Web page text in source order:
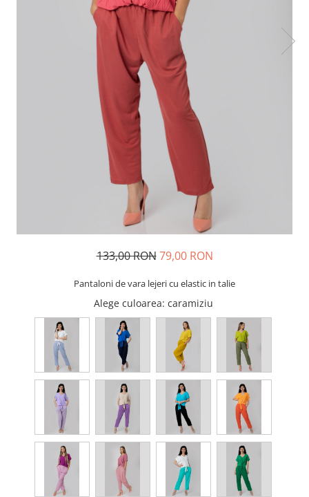
133,00 RON 79,00 RON
Pantaloni de vara lejeri cu elastic in talie
Alege culoarea: caramiziu